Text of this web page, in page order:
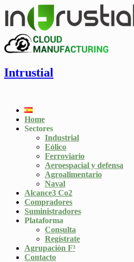
Intrustial
Home
Sectores
Industrial
Eólico
Ferroviario
Aeroespacial y defensa
Agroalimentario
Naval
Alcance3 Co2
Compradores
Suministradores
Plataforma
Consulta
Regístrate
Agrupación F³
Contacto